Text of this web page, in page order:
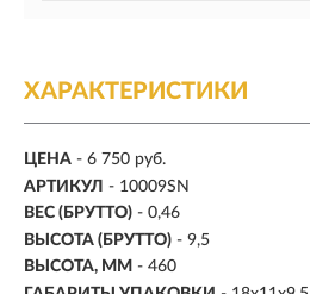
ХАРАКТЕРИСТИКИ
ЦЕНА - 6 750 руб.
АРТИКУЛ - 10009SN
ВЕС (БРУТТО) - 0,46
ВЫСОТА (БРУТТО) - 9,5
ВЫСОТА, ММ - 460